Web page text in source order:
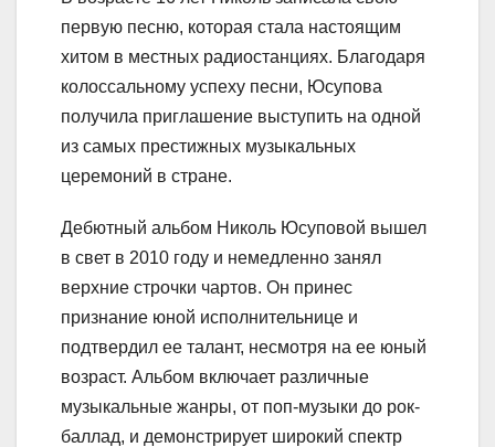
первую песню, которая стала настоящим
хитом в местных радиостанциях. Благодаря
колоссальному успеху песни, Юсупова
получила приглашение выступить на одной
из самых престижных музыкальных
церемоний в стране.
Дебютный альбом Николь Юсуповой вышел
в свет в 2010 году и немедленно занял
верхние строчки чартов. Он принес
признание юной исполнительнице и
подтвердил ее талант, несмотря на ее юный
возраст. Альбом включает различные
музыкальные жанры, от поп-музыки до рок-
баллад, и демонстрирует широкий спектр